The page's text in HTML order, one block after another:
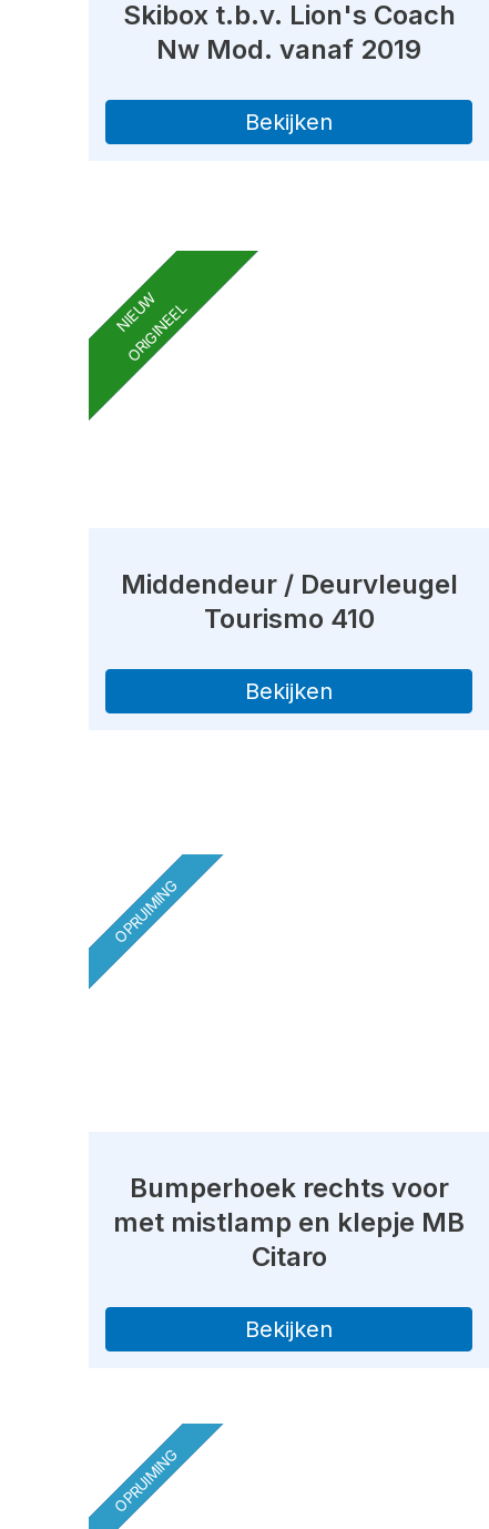
Skibox t.b.v. Lion's Coach
Nw Mod. vanaf 2019
Bekijken
NIEUW
ORIGINEEL
Middendeur / Deurvleugel
Tourismo 410
Bekijken
OPRUIMING
Bumperhoek rechts voor
met mistlamp en klepje MB
Citaro
Bekijken
OPRUIMING